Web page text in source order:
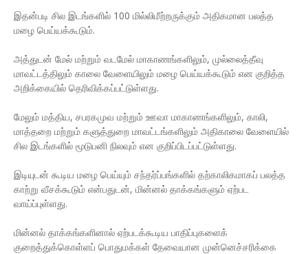
இதன்படி சில இடங்களில் 100 மில்லிமீற்றருக்கும் அதிகமான பலத்த
மழை பெய்யக்கூடும்.
அத்துடன் மேல் மற்றும் வடமேல் மாகாணங்களிலும், முல்லைத்தீவு
மாவட்டத்திலும் காலை வேளையிலும் மழை பெய்யக்கூடும் என குறித்த
அறிக்கையில் தெரிவிக்கப்பட்டுள்ளது.
மேலும் மத்திய, சபரகமுவ மற்றும் ஊவா மாகாணங்களிலும், காலி,
மாத்தறை மற்றும் களுத்துறை மாவட்டங்களிலும் அதிகாலை வேளையில்
சில இடங்களில் மூடுபனி நிலவும் என குறிப்பிடப்பட்டுள்ளது.
இடியுடன் கூடிய மழை பெய்யும் சந்தர்ப்பங்களில் தற்காலிகமாகப் பலத்த
காற்று வீசக்கூடும் என்பதுடன், மின்னல் தாக்கங்களும் ஏற்பட
வாய்ப்புள்ளது.
மின்னல் தாக்கங்களினால் ஏற்படக்கூடிய பாதிப்புகளைக்
குறைத்துக்கொள்ளப் பொதுமக்கள் தேவையான முன்னெச்சரிக்கை